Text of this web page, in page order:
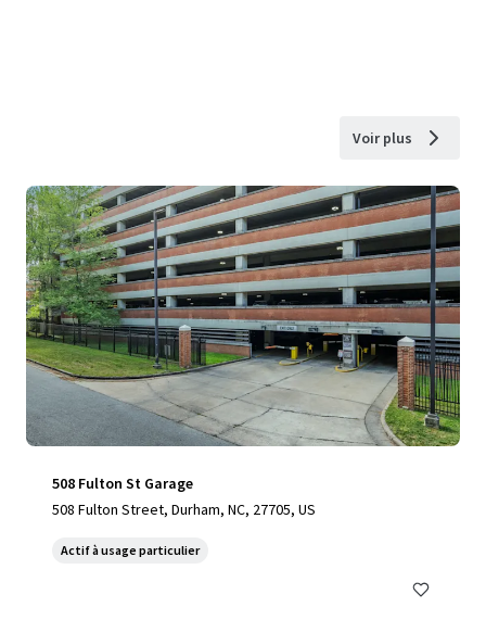
Voir plus
508 Fulton St Garage
508 Fulton Street, Durham, NC, 27705, US
Actif à usage particulier